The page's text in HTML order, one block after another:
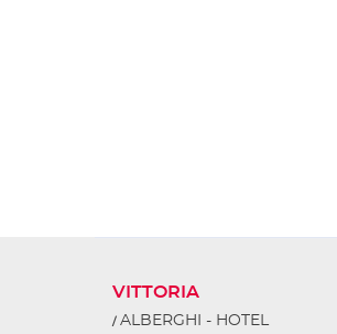
VITTORIA
ALBERGHI - HOTEL